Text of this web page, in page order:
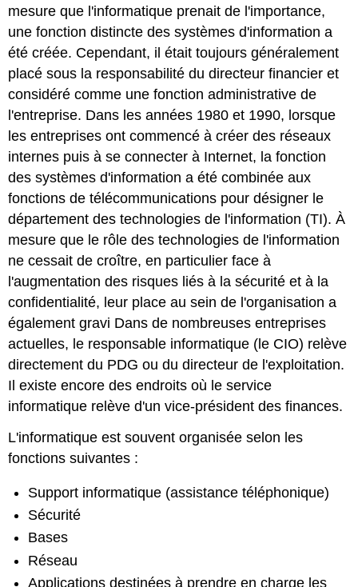
mesure que l'informatique prenait de l'importance,
une fonction distincte des systèmes d'information a
été créée. Cependant, il était toujours généralement
placé sous la responsabilité du directeur financier et
considéré comme une fonction administrative de
l'entreprise. Dans les années 1980 et 1990, lorsque
les entreprises ont commencé à créer des réseaux
internes puis à se connecter à Internet, la fonction
des systèmes d'information a été combinée aux
fonctions de télécommunications pour désigner le
département des technologies de l'information (TI). À
mesure que le rôle des technologies de l'information
ne cessait de croître, en particulier face à
l'augmentation des risques liés à la sécurité et à la
confidentialité, leur place au sein de l'organisation a
également gravi Dans de nombreuses entreprises
actuelles, le responsable informatique (le CIO) relève
directement du PDG ou du directeur de l'exploitation.
Il existe encore des endroits où le service
informatique relève d'un vice-président des finances.
L'informatique est souvent organisée selon les
fonctions suivantes :
Support informatique (assistance téléphonique)
Sécurité
Bases
Réseau
Applications destinées à prendre en charge les